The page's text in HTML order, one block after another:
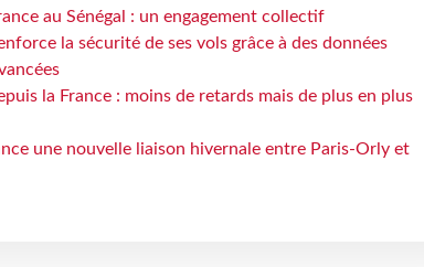
au Sénégal : un engagement collectif
la sécurité de ses vols grâce à des données
la France : moins de retards mais de plus en plus
une nouvelle liaison hivernale entre Paris-Orly et